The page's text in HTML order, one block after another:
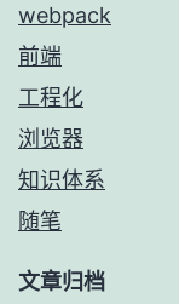
webpack
前端
工程化
浏览器
知识体系
随笔
文章归档